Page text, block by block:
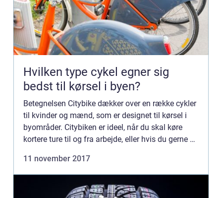
Hvilken type cykel egner sig
bedst til kørsel i byen?
Betegnelsen Citybike dækker over en række cykler
til kvinder og mænd, som er designet til kørsel i
byområder. Citybiken er ideel, når du skal køre
kortere ture til og fra arbejde, eller hvis du gerne vil
11 november 2017